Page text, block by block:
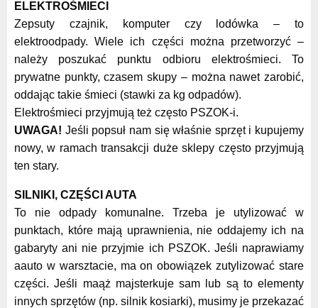
ELEKTROŚMIECI
Zepsuty czajnik, komputer czy lodówka – to
elektroodpady. Wiele ich części można przetworzyć –
należy poszukać punktu odbioru elektrośmieci. To
prywatne punkty, czasem skupy – można nawet zarobić,
oddając takie śmieci (stawki za kg odpadów).
Elektrośmieci przyjmują też często PSZOK-i.
UWAGA! Jeśli popsuł nam się właśnie sprzęt i kupujemy
nowy, w ramach transakcji duże sklepy często przyjmują
ten stary.
SILNIKI, CZĘŚCI AUTA
To nie odpady komunalne. Trzeba je utylizować w
punktach, które mają uprawnienia, nie oddajemy ich na
gabaryty ani nie przyjmie ich PSZOK. Jeśli naprawiamy
aauto w warsztacie, ma on obowiązek zutylizować stare
części. Jeśli maąż majsterkuje sam lub są to elementy
innych sprzętów (np. silnik kosiarki), musimy je przekazać